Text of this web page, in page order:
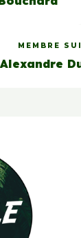
MEMBRE
Alexandre